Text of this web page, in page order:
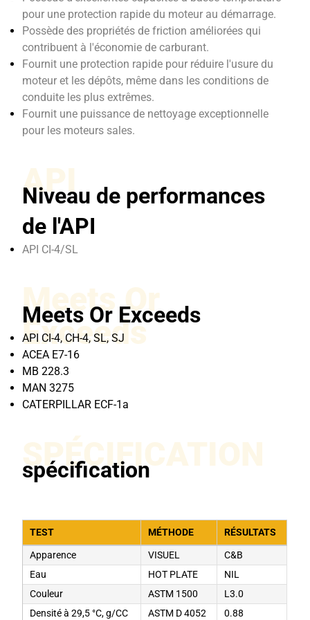
pour une protection rapide du moteur au démarrage.
Possède des propriétés de friction améliorées qui
contribuent à l'économie de carburant.
Fournit une protection rapide pour réduire l'usure du
moteur et les dépôts, même dans les conditions de
conduite les plus extrêmes.
Fournit une puissance de nettoyage exceptionnelle
pour les moteurs sales.
API
Niveau de performances
de l'API
API CI-4/SL
Meets Or
Exceeds
Meets Or Exceeds
API CI-4, CH-4, SL, SJ
ACEA E7-16
MB 228.3
MAN 3275
CATERPILLAR ECF-1a
SPÉCIFICATION
spécification
TEST MÉTHODE RÉSULTATS
Apparence VISUEL
C&B
Eau
HOT PLATE
NIL
Couleur
ASTM 1500
L3.0
Densité à 29,5 °C, g/CC
ASTM D 4052 0.88